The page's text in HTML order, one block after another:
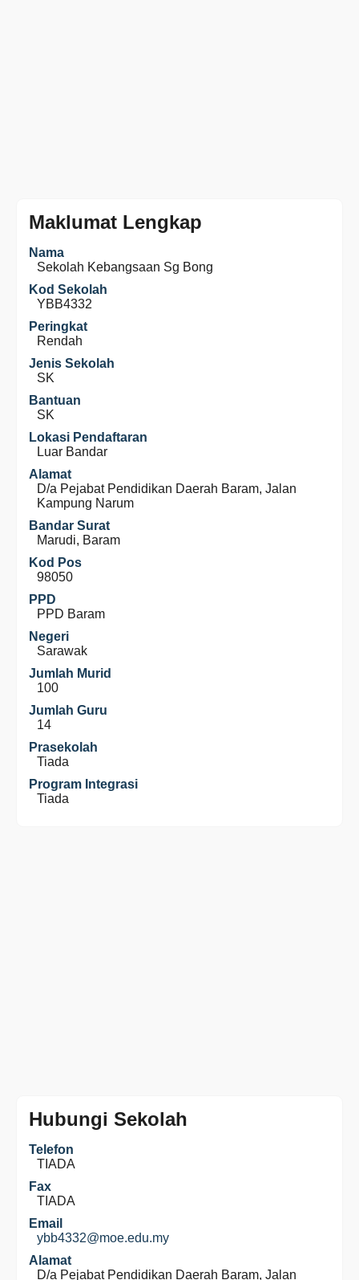
Maklumat Lengkap
Nama
Sekolah Kebangsaan Sg Bong
Kod Sekolah
YBB4332
Peringkat
Rendah
Jenis Sekolah
SK
Bantuan
SK
Lokasi Pendaftaran
Luar Bandar
Alamat
D/a Pejabat Pendidikan Daerah Baram, Jalan
Kampung Narum
Bandar Surat
Marudi, Baram
Kod Pos
98050
PPD
PPD Baram
Negeri
Sarawak
Jumlah Murid
100
Jumlah Guru
14
Prasekolah
Tiada
Program Integrasi
Tiada
Hubungi Sekolah
Telefon
TIADA
Fax
TIADA
Email
ybb4332@moe.edu.my
Alamat
D/a Pejabat Pendidikan Daerah Baram, Jalan